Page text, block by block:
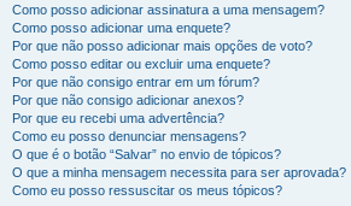
Como posso adicionar assinatura a uma mensagem?
Como posso adicionar uma enquete?
Por que não posso adicionar mais opções de voto?
Como posso editar ou excluir uma enquete?
Por que não consigo entrar em um fórum?
Por que não consigo adicionar anexos?
Por que eu recebi uma advertência?
Como eu posso denunciar mensagens?
O que é o botão “Salvar” no envio de tópicos?
O que a minha mensagem necessita para ser aprovada?
Como eu posso ressuscitar os meus tópicos?